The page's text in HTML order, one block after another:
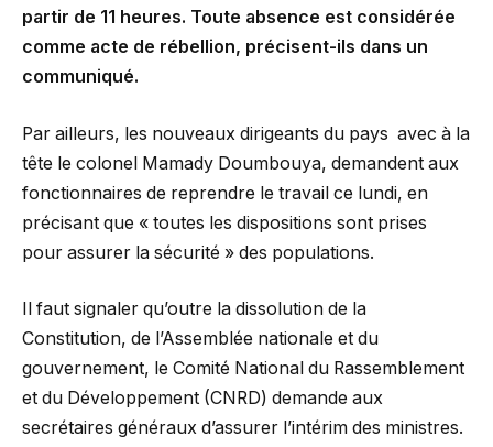
partir de 11 heures. Toute absence est considérée
comme acte de rébellion, précisent-ils dans un
communiqué.
Par ailleurs, les nouveaux dirigeants du pays avec à la
tête le colonel Mamady Doumbouya, demandent aux
fonctionnaires de reprendre le travail ce lundi, en
précisant que « toutes les dispositions sont prises
pour assurer la sécurité » des populations.
Il faut signaler qu’outre la dissolution de la
Constitution, de l’Assemblée nationale et du
gouvernement, le Comité National du Rassemblement
et du Développement (CNRD) demande aux
secrétaires généraux d’assurer l’intérim des ministres.